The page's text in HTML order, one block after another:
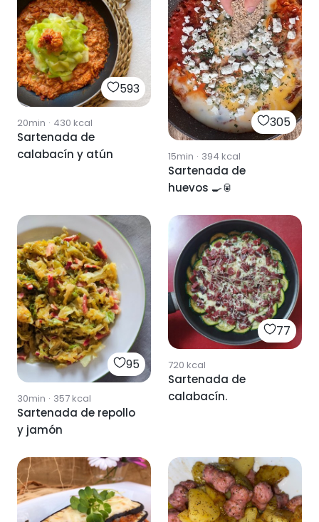
593
20min · 430 kcal
Sartenada de
calabacín y atún
305
15min · 394 kcal
Sartenada de
huevos 🍳🥫
95
30min · 357kcal
Sartenada de repollo
y jamón
77
720 kcal
Sartenada de
calabacín.